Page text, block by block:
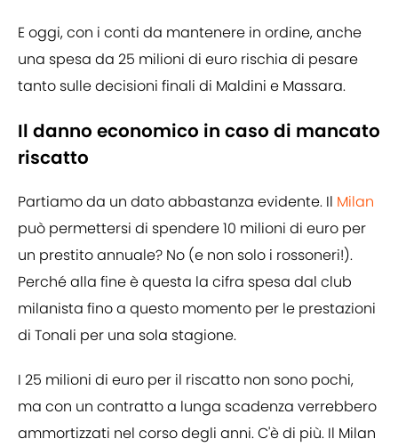
E oggi, con i conti da mantenere in ordine, anche
una spesa da 25 milioni di euro rischia di pesare
tanto sulle decisioni finali di Maldini e Massara.
Il danno economico in caso di mancato
riscatto
Partiamo da un dato abbastanza evidente. Il Milan
può permettersi di spendere 10 milioni di euro per
un prestito annuale? No (e non solo i rossoneri!).
Perché alla fine è questa la cifra spesa dal club
milanista fino a questo momento per le prestazioni
di Tonali per una sola stagione.
I 25 milioni di euro per il riscatto non sono pochi,
ma con un contratto a lunga scadenza verrebbero
ammortizzati nel corso degli anni. C'è di più. Il Milan